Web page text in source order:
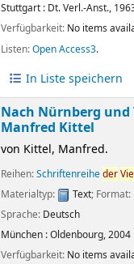
Stuttgart : Dt. Verl.-Anst.,
Verfügbarkeit: No items
Listen:Open Access3.
In Liste speichern
Nach Nürnberg
Manfred Kittel
von Kittel, Manfred.
Reihen:Schriftenreiheder
Materialtyp:
Text; Format:
Sprache: Deutsch
München :Oldenbourg,2004
Verfügbarkeit: No items